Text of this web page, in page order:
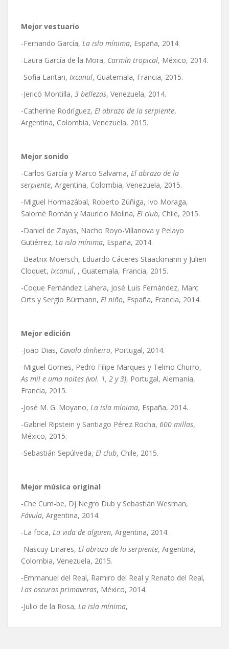
Mejor vestuario
-Fernando García, La isla mínima, España, 2014.
-Laura García de la Mora, Carmín tropical, México, 2014.
-Sofia Lantan, Ixcanul, Guatemala, Francia, 2015.
-Jericó Montilla, 3 bellezas, Venezuela, 2014.
-Catherine Rodríguez, El abrazo de la serpiente,
Argentina, Colombia, Venezuela, 2015.
Mejor sonido
-Carlos García y Marco Salvarria, El abrazo de la
serpiente, Argentina, Colombia, Venezuela, 2015.
-Miguel Hormazábal, Roberto Zúñiga, Ivo Moraga,
Salomé Román y Mauricio Molina, El club, Chile, 2015.
-Daniel de Zayas, Nacho Royo-Villanova y Pelayo
Gutiérrez, La isla mínima, España, 2014.
-Beatrix Moersch, Eduardo Cáceres Staackmann y Julien
Cloquet, Ixcanul, , Guatemala, Francia, 2015.
-Coque Fernández Lahera, José Luis Fernández, Marc
Orts y Sergio Bürmann, El niño, España, Francia, 2014.
Mejor edición
-João Dias, Cavalo dinheiro, Portugal, 2014.
-Miguel Gomes, Pedro Filipe Marques y Telmo Churro,
As mil e uma noites (vol. 1, 2 y 3), Portugal, Alemania,
Francia, 2015.
-José M. G. Moyano, La isla mínima, España, 2014.
-Gabriel Ripstein y Santiago Pérez Rocha, 600 millas,
México, 2015.
-Sebastián Sepúlveda, El club, Chile, 2015.
Mejor música original
-Che Cum-be, Dj Negro Dub y Sebastián Wesman,
Fávula, Argentina, 2014.
-La foca, La vida de alguien, Argentina, 2014.
-Nascuy Linares, El abrazo de la serpiente, Argentina,
Colombia, Venezuela, 2015.
-Emmanuel del Real, Ramiro del Real y Renato del Real,
Las oscuras primaveras, México, 2014.
-Julio de la Rosa, La isla mínima,